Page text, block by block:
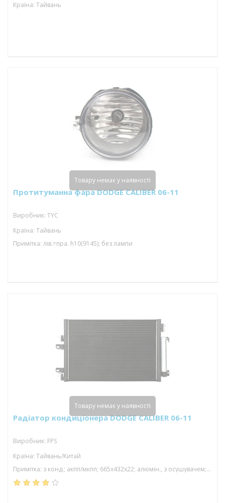
Країна: Тайвань
Протитуманна фара DODGE CALIBER 06-11
Виробник: TYC
Країна: Тайвань
Примітка: лів.=пра. h10(9145); без лампи
Товару немає у наявності
Радіатор кондиціонера DODGE CALIBER 06-11
Виробник: FPS
Країна: Тайвань/Китай
Примітка: з конд.; акпп/мкпп; 665x432x22; алюмін., з осушувачем; usa; (1.8/2.0/2.4)
Товару немає у наявності